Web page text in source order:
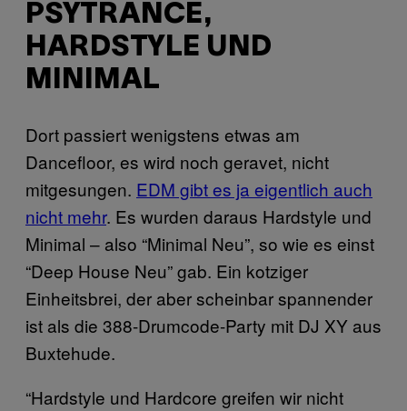
PSYTRANCE,
HARDSTYLE UND
MINIMAL
Dort passiert wenigstens etwas am
Dancefloor, es wird noch geravet, nicht
mitgesungen. EDM gibt es ja eigentlich auch
nicht mehr. Es wurden daraus Hardstyle und
Minimal – also “Minimal Neu”, so wie es einst
“Deep House Neu” gab. Ein kotziger
Einheitsbrei, der aber scheinbar spannender
ist als die 388-Drumcode-Party mit DJ XY aus
Buxtehude.
“Hardstyle und Hardcore greifen wir nicht